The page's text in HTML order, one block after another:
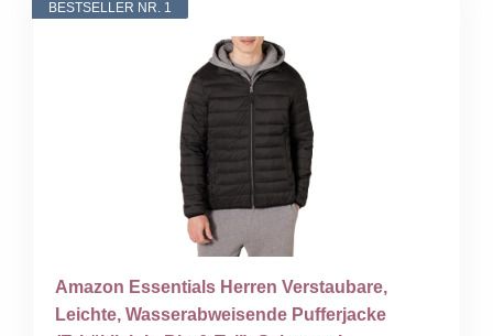
BESTSELLER NR. 1
Amazon Essentials Herren Verstaubare,
Leichte, Wasserabweisende Pufferjacke